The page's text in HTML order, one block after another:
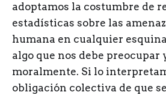
adoptamos la costumbre de
estadísticas sobre las
humana en cualquier
algo que nos debe preocupar
moralmente. Si lo
obligación colectiva de que